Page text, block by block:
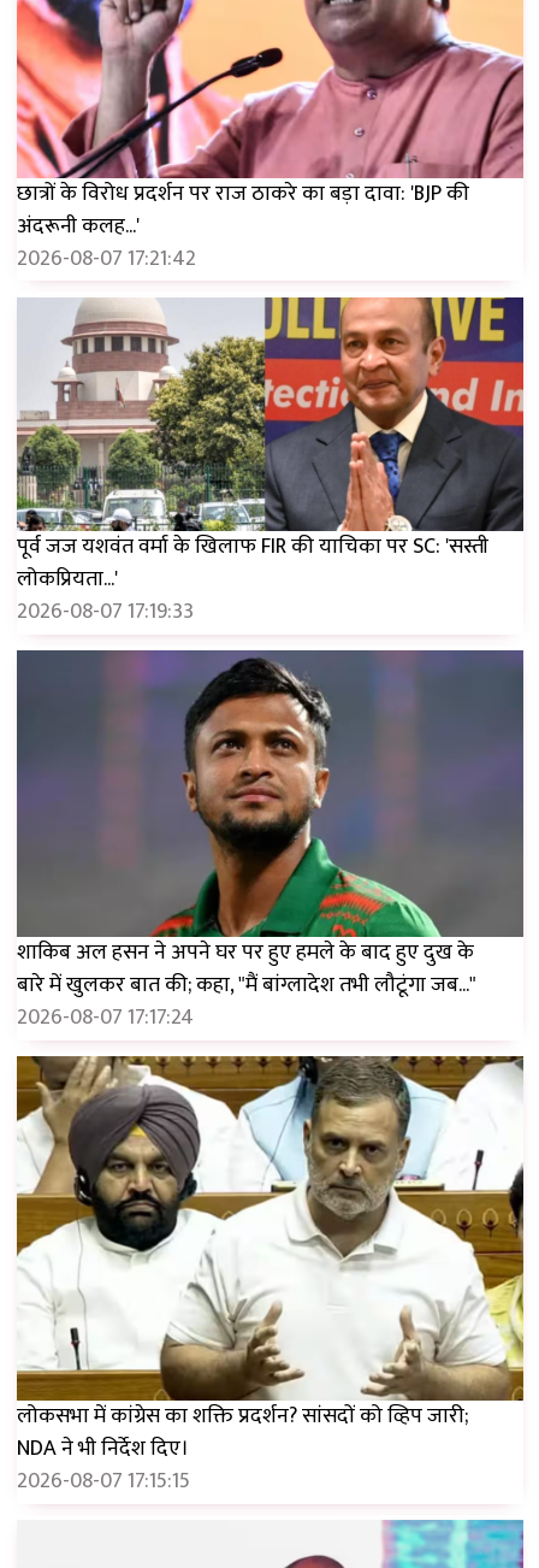
छात्रों के विरोध प्रदर्शन पर राज ठाकरे का बड़ा दावा: 'BJP की
अंदरूनी कलह...'
2026-08-07 17:21:42
पूर्व जज यशवंत वर्मा के खिलाफ FIR की याचिका पर SC: 'सस्ती
लोकप्रियता...'
2026-08-07 17:19:33
शाकिब अल हसन ने अपने घर पर हुए हमले के बाद हुए दुख के
बारे में खुलकर बात की; कहा, "मैं बांग्लादेश तभी लौटूंगा जब..."
2026-08-07 17:17:24
लोकसभा में कांग्रेस का शक्ति प्रदर्शन? सांसदों को व्हिप जारी;
NDA ने भी निर्देश दिए।
2026-08-07 17:15:15